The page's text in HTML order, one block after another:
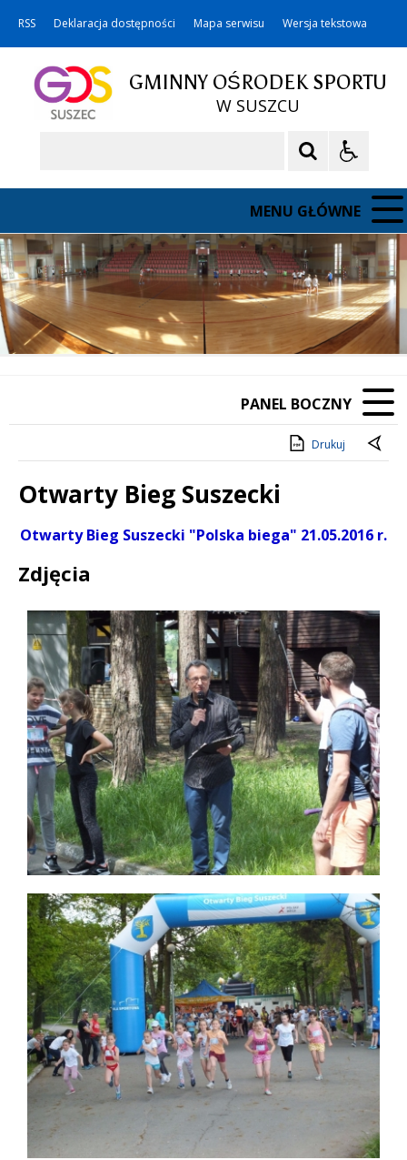
RSS Deklaracja dostępności Mapa serwisu Wersja tekstowa
GMINNY OŚRODEK SPORTU
W SUSZCU
MENU GŁÓWNE
PANEL BOCZNY
Drukuj
Otwarty Bieg Suszecki
Treść
Otwarty Bieg Suszecki "Polska biega" 21.05.2016 r.
Zdjęcia